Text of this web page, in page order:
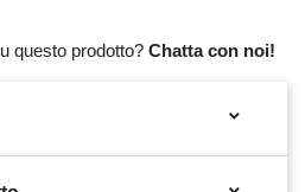
questo prodotto? Chatta con noi!
